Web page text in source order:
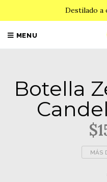
Destilado a
MENU
Botella
MÁS